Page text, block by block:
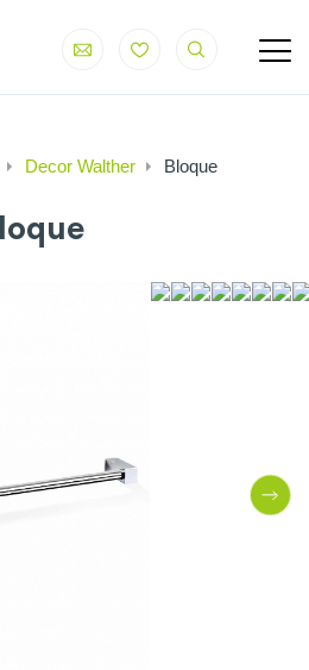
Decor Walther Bloque